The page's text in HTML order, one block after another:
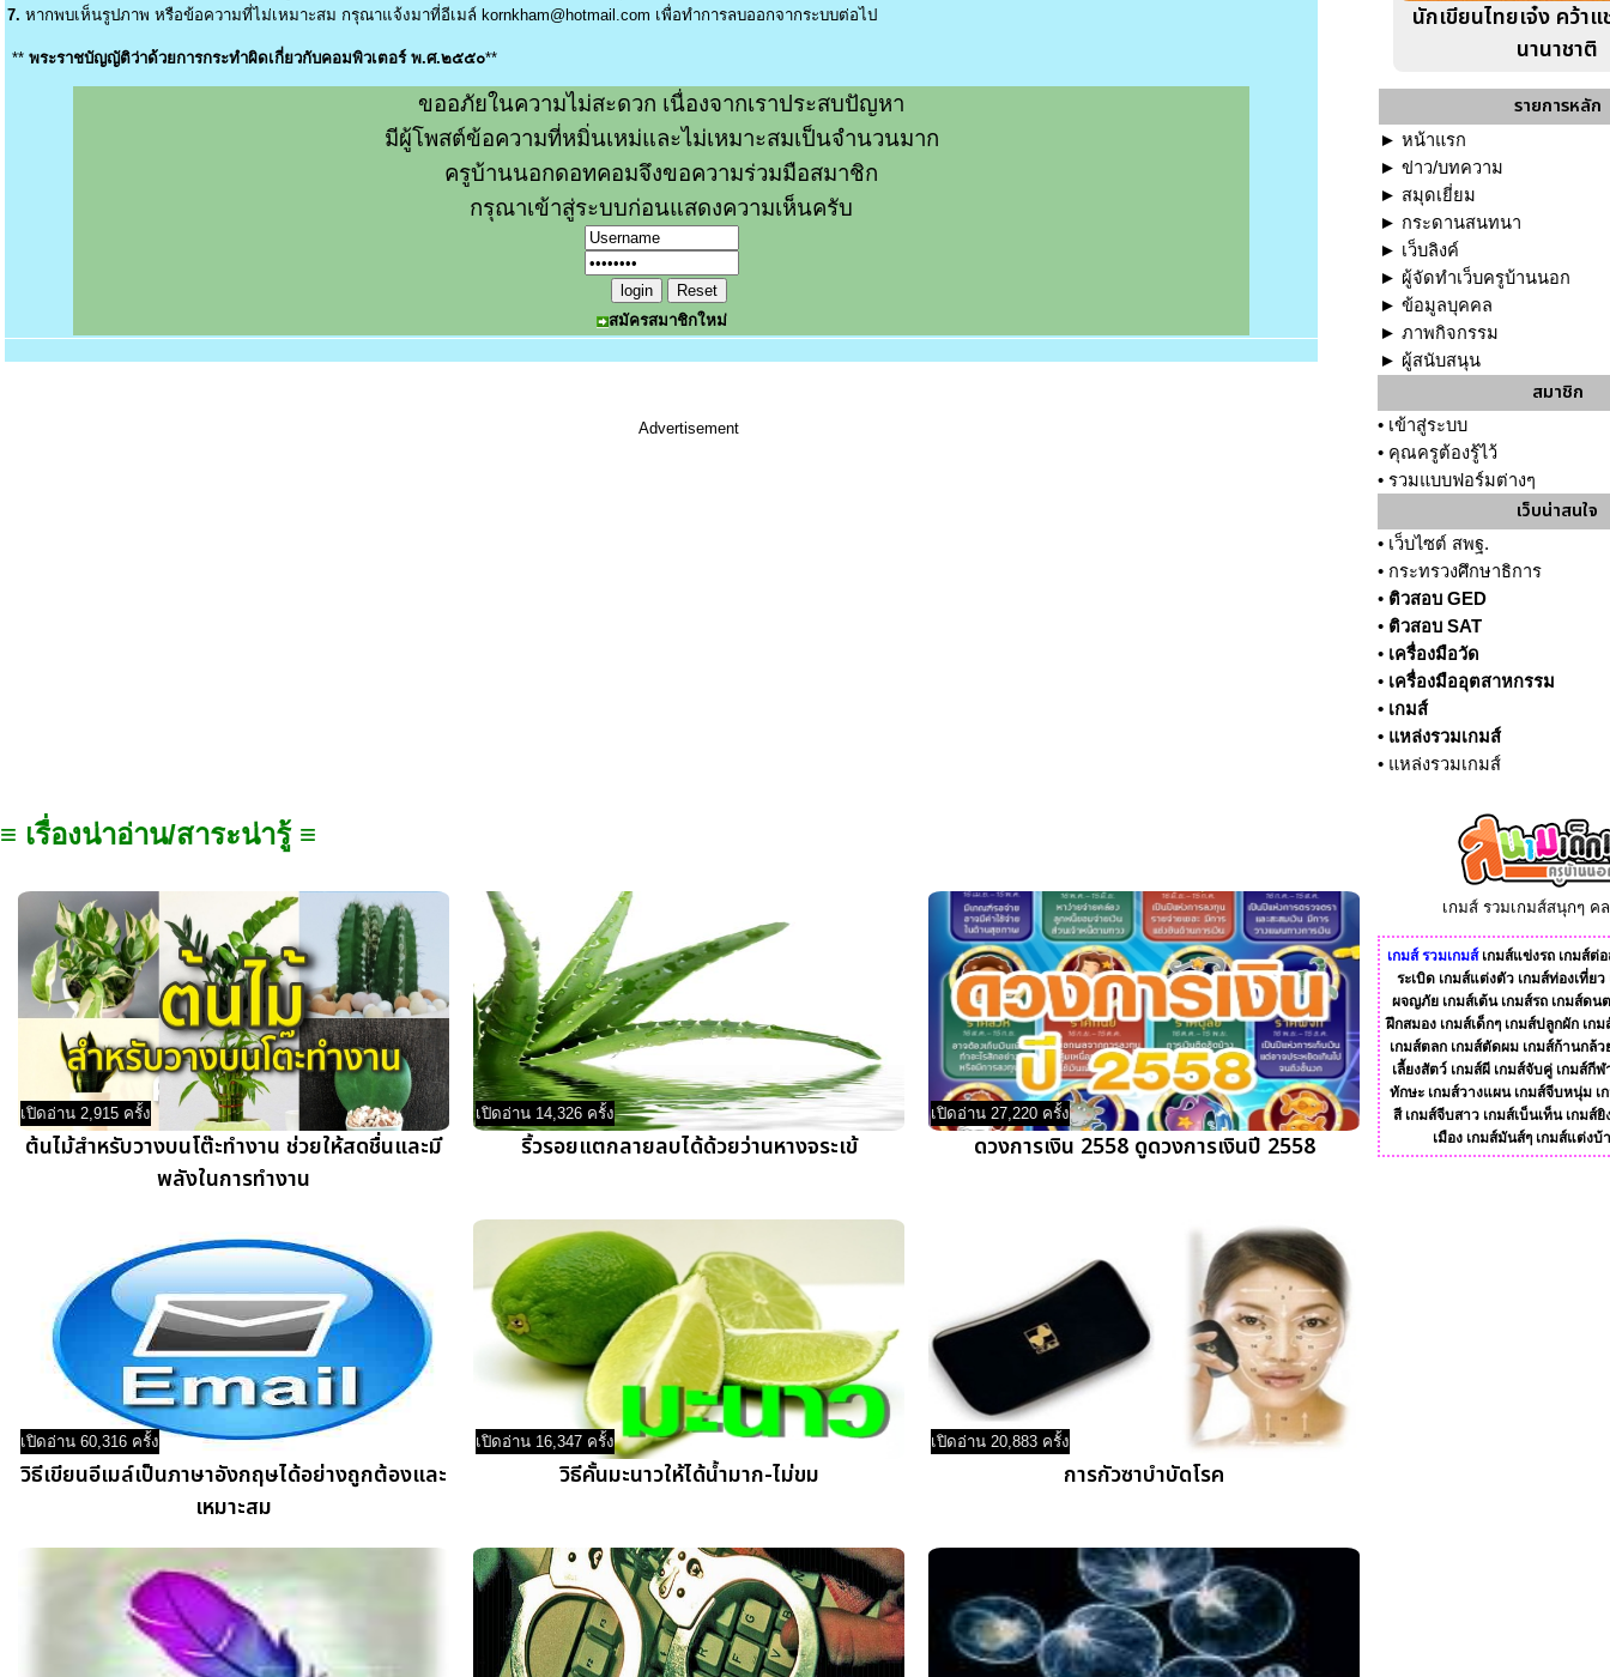
7. หากพบเห็นรูปภาพ หรือข้อความที่ไม่เหมาะสม กรุณาแจ้งมาที่อีเมล์ kornkham@hotmail.com เพื่อทำการลบออกจากระบบต่อไป
** พระราชบัญญัติว่าด้วยการกระทำผิดเกี่ยวกับคอมพิวเตอร์ พ.ศ.๒๕๕๐**
ขออภัยในความไม่สะดวก เนื่องจากเราประสบปัญหา
มีผู้โพสต์ข้อความที่หมิ่นเหม่และไม่เหมาะสมเป็นจำนวนมาก
ครูบ้านนอกดอทคอมจึงขอความร่วมมือสมาชิก
กรุณาเข้าสู่ระบบก่อนแสดงความเห็นครับ
สมัครสมาชิกใหม่
Advertisement
≡ เรื่องน่าอ่าน/สาระน่ารู้ ≡
เปิดอ่าน 2,915 ครั้ง
ต้นไม้สำหรับวางบนโต๊ะทำงาน ช่วยให้สดชื่นและมี
พลังในการทำงาน
เปิดอ่าน 14,326 ครั้ง
ริ้วรอยแตกลายลบได้ด้วยว่านหางจระเข้
เปิดอ่าน 27,220 ครั้ง
ดวงการเงิน 2558 ดูดวงการเงินปี 2558
เปิดอ่าน 60,316 ครั้ง
วิธีเขียนอีเมล์เป็นภาษาอังกฤษได้อย่างถูกต้องและ
เหมาะสม
เปิดอ่าน 16,347 ครั้ง
วิธีคั้นมะนาวให้ได้น้ำมาก-ไม่ขม
เปิดอ่าน 20,883 ครั้ง
การกัวซาบำบัดโรค
นักเขียนไทยเจ๋ง คว้า
นานาชาติ
รายการหลัก
► หน้าแรก
► ข่าว/บทความ
► สมุดเยี่ยม
► กระดานสนทนา
► เว็บลิงค์
► ผู้จัดทำเว็บครูบ้านนอก
► ข้อมูลบุคคล
► ภาพกิจกรรม
► ผู้สนับสนุน
สมาชิก
• เข้าสู่ระบบ
• คุณครูต้องรู้ไว้
• รวมแบบฟอร์มต่างๆ
เว็บน่าสนใจ
• เว็บไซต์ สพฐ.
• กระทรวงศึกษาธิการ
• ติวสอบ GED
• ติวสอบ SAT
• เครื่องมือวัด
• เครื่องมืออุตสาหกรรม
• เกมส์
• แหล่งรวมเกมส์
• แหล่งรวมเกมส์
เกมส์ รวมเกมส์สนุกๆ ค
เกมส์ รวมเกมส์ เกมส์แข่งรถ เกมส์ต่อ
ระเบิด เกมส์แต่งตัว เกมส์ท่องเที่ยว
ผจญภัย เกมส์เต้น เกมส์รถ เกมส์ดน
ฝึกสมอง เกมส์เด็กๆ เกมส์ปลูกผัก เก
เกมส์ตลก เกมส์ตัดผม เกมส์ก้านกล้ว
เลี้ยงสัตว์ เกมส์ผี เกมส์จับคู่ เกมส์กีฬ
ทักษะ เกมส์วางแผน เกมส์จีบหนุ่ม เ
สี เกมส์จีบสาว เกมส์เบ็นเท็น เกมส์ยิ
เมือง เกมส์มันส์ๆ เกมส์แต่งบ้